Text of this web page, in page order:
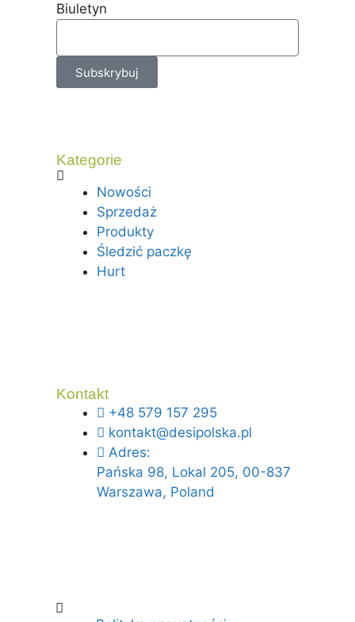
Biuletyn
Subskrybuj
Kategorie
Nowości
Sprzedaż
Produkty
Śledzić paczkę
Hurt
Kontakt
+48 579 157 295
kontakt@desipolska.pl
Adres:
Pańska 98, Lokal 205, 00-837
Warszawa, Poland